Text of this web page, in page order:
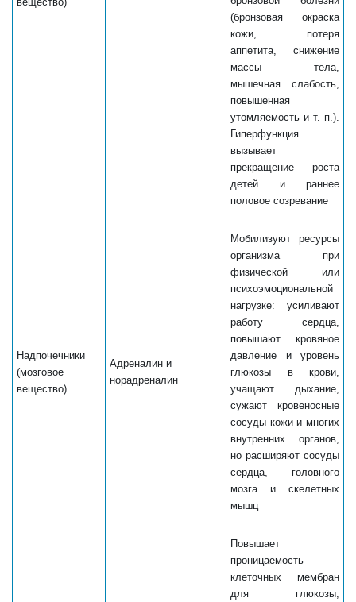
(бронзовая окраска
кожи, потеря
аппетита, снижение
массы тела,
мышечная слабость,
повышенная
утомляемость и т. п.).
Гиперфункция
вызывает
прекращение роста
детей и раннее
половое созревание
Надпочечники
(мозговое
вещество)
Адреналин и
норадреналин
Мобилизуют ресурсы
организма при
физической или
психоэмоциональной
нагрузке: усиливают
работу сердца,
повышают кровяное
давление и уровень
глюкозы в крови,
учащают дыхание,
сужают кровеносные
сосуды кожи и многих
внутренних органов,
но расширяют сосуды
сердца, головного
мозга и скелетных
мышц
Повышает
проницаемость
клеточных мембран
для глюкозы,